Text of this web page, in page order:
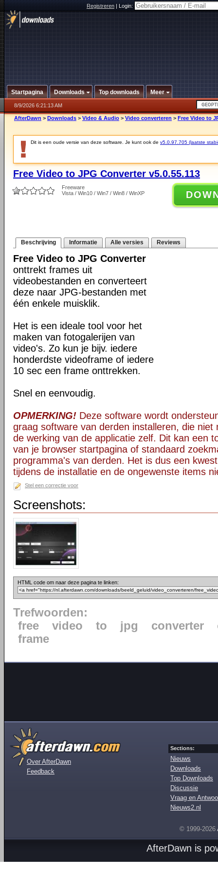
Registreren|Login:
Startpagina Downloads Top downloads Meer
8/9/2026 6:21:13 AM
AfterDawn > Downloads > Video & Audio > Video converteren > Free Video to
Dit is een oude versie van deze software. Je kunt ook de v5.0.97.705 (laatste
Free Video to JPG Converter v5.0.55.113
Freeware
Vista / Win10 / Win7 / Win8 / WinXP
Beschrijving Informatie Alle versies Reviews
Free Video to JPG Converter
onttrekt frames uit
videobestanden en converteert
deze naar JPG-bestanden met
één enkele muisklik.
Het is een ideale tool voor het
maken van fotogalerijen van
video's. Zo kun je bijv. iedere
honderdste videoframe of iedere
10 sec een frame onttrekken.
Snel en eenvoudig.
OPMERKING! Deze software wordt
graag software van derden installeren, die niet
de werking van de applicatie zelf. Dit kan een
van je browser startpagina of standaard
programma's van derden. Het is dus een
tijdens de installatie en de ongewenste items
Stel een correctie voor
Screenshots:
HTML code om naar deze pagina te linken:
Trefwoorden:
free
video to jpg converter
frame
Over AfterDawn
Feedback
Sections:
Nieuws
Downloads
Top Downloads
Discussie
Vraag en
Nieuws2.nl
© 1999-2026
AfterDawn is